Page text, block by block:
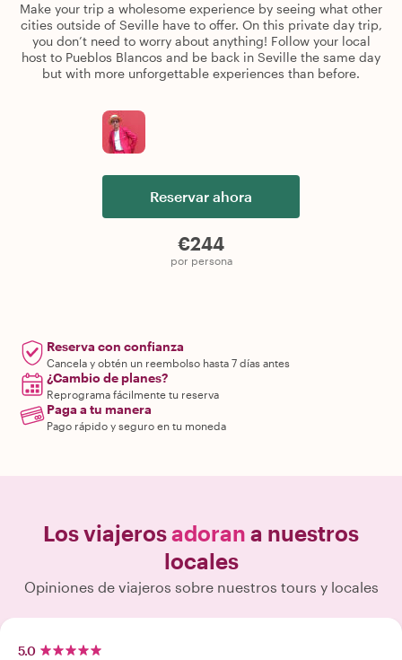
Make your trip a wholesome experience by seeing what other
cities outside of Seville have to offer. On this private day trip,
you don’t need to worry about anything! Follow your local
host to Pueblos Blancos and be back in Seville the same day
but with more unforgettable experiences than before.
Reservar ahora
€244
por persona
Reserva con confianza
Cancela y obtén un reembolso hasta 7 días antes
¿Cambio de planes?
Reprograma fácilmente tu reserva
Paga a tu manera
Pago rápido y seguro en tu moneda
Los viajerosadoran a nuestros
locales
Opiniones de viajeros sobre nuestros tours y locales
5.0